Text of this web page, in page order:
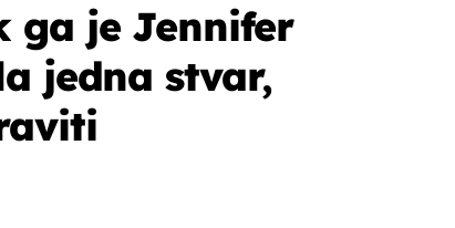
ga je Jennifer
jedna stvar,